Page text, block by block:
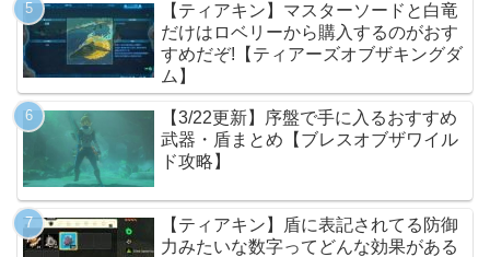
【ティアキン】マスターソードと白竜
だけはロベリーから購入するのがおす
すめだぞ!【ティアーズオブザキングダ
ム】
【3/22更新】序盤で手に入るおすすめ
武器・盾まとめ【ブレスオブザワイル
ド攻略】
【ティアキン】盾に表記されてる防御
力みたいな数字ってどんな効果がある